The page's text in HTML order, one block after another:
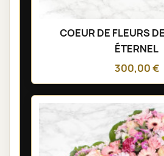
COEUR DE FLEURS
ÉTERNEL
300,00 €